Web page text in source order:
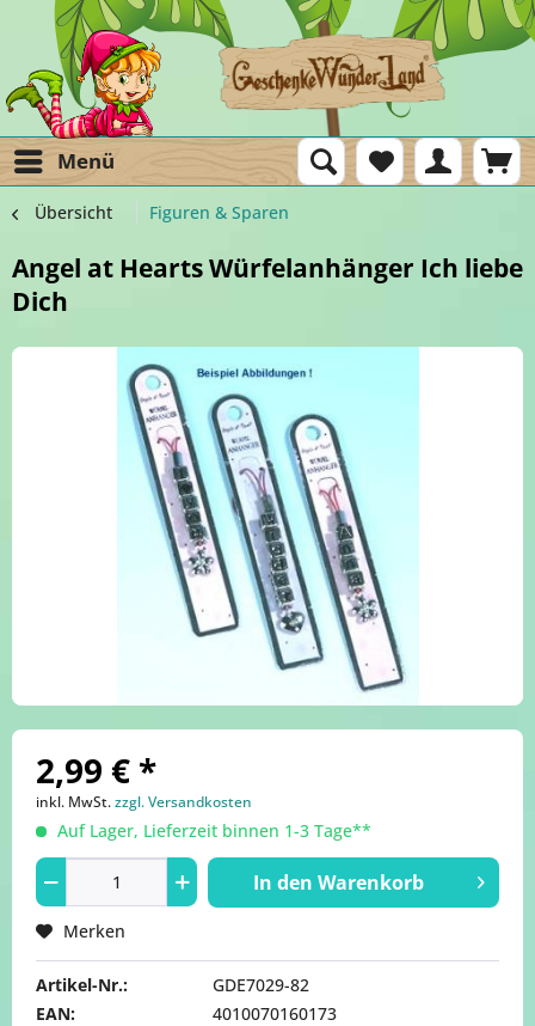
Menü
Übersicht Figuren & Sparen
Angel at Hearts Würfelanhänger Ich liebe
Dich
2,99 € *
inkl. MwSt.zzgl. Versandkosten
Auf Lager, Lieferzeit binnen 1-3 Tage**
In den Warenkorb
Merken
Artikel-Nr.:
GDE7029-82
EAN:
4010070160173